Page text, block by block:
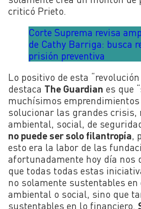
criticó Prieto.
Corte Suprema revisa
de Cathy Barriga: busca
prisión preventiva
Lo positivo de esta “revolución
destaca The Guardian es que
muchísimos
solucionar las grandes crisis,
ambiental, social, de
no puede ser solo filantropía,
esto era la labor de las
afortunadamente hoy día nos
que todas todas estas
no solamente sustentables en
ambiental o social, sino que
sustentables en lo financiero.